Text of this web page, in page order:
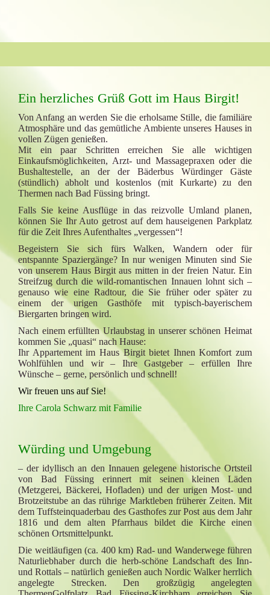
Ein herzliches Grüß Gott im Haus Birgit!
Von Anfang an werden Sie die erholsame Stille, die familiäre
Atmosphäre und das gemütliche Ambiente unseres Hauses in
vollen Zügen genießen.
Mit ein paar Schritten erreichen Sie alle wichtigen
Einkaufsmöglichkeiten, Arzt- und Massagepraxen oder die
Bushaltestelle, an der der Bäderbus Würdinger Gäste
(stündlich) abholt und kostenlos (mit Kurkarte) zu den
Thermen nach Bad Füssing bringt.
Falls Sie keine Ausflüge in das reizvolle Umland planen,
können Sie Ihr Auto getrost auf dem hauseigenen Parkplatz
für die Zeit Ihres Aufenthaltes „vergessen“!
Begeistern Sie sich fürs Walken, Wandern oder für
entspannte Spaziergänge? In nur wenigen Minuten sind Sie
von unserem Haus Birgit aus mitten in der freien Natur. Ein
Streifzug durch die wild-romantischen Innauen lohnt sich –
genauso wie eine Radtour, die Sie früher oder später zu
einem der urigen Gasthöfe mit typisch-bayerischem
Biergarten bringen wird.
Nach einem erfüllten Urlaubstag in unserer schönen Heimat
kommen Sie „quasi“ nach Hause:
Ihr Appartement im Haus Birgit bietet Ihnen Komfort zum
Wohlfühlen und wir – Ihre Gastgeber – erfüllen Ihre
Wünsche – gerne, persönlich und schnell!
Wir freuen uns auf Sie!
Ihre Carola Schwarz mit Familie
Würding und Umgebung
– der idyllisch an den Innauen gelegene historische Ortsteil
von Bad Füssing erinnert mit seinen kleinen Läden
(Metzgerei, Bäckerei, Hofladen) und der urigen Most- und
Brotzeitstube an das rührige Marktleben früherer Zeiten. Mit
dem Tuffsteinquaderbau des Gasthofes zur Post aus dem Jahr
1816 und dem alten Pfarrhaus bildet die Kirche einen
schönen Ortsmittelpunkt.
Die weitläufigen (ca. 400 km) Rad- und Wanderwege führen
Naturliebhaber durch die herb-schöne Landschaft des Inn-
und Rottals – natürlich genießen auch Nordic Walker herrlich
angelegte Strecken. Den großzügig angelegten